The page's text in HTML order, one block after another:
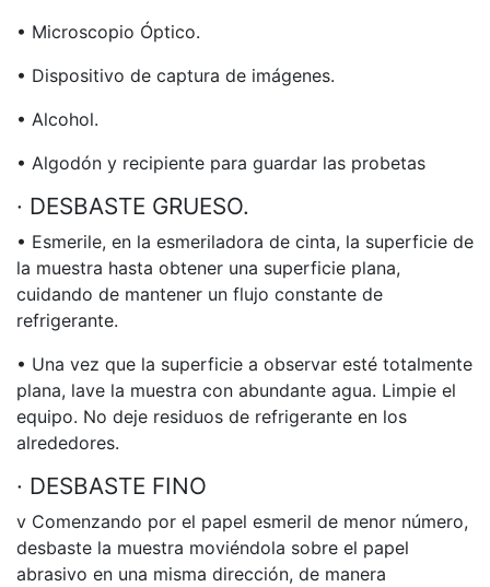
• Microscopio Óptico.
• Dispositivo de captura de imágenes.
• Alcohol.
• Algodón y recipiente para guardar las probetas
· DESBASTE GRUESO.
• Esmerile, en la esmeriladora de cinta, la superficie de
la muestra hasta obtener una superficie plana,
cuidando de mantener un flujo constante de
refrigerante.
• Una vez que la superficie a observar esté totalmente
plana, lave la muestra con abundante agua. Limpie el
equipo. No deje residuos de refrigerante en los
alrededores.
· DESBASTE FINO
v Comenzando por el papel esmeril de menor número,
desbaste la muestra moviéndola sobre el papel
abrasivo en una misma dirección, de manera